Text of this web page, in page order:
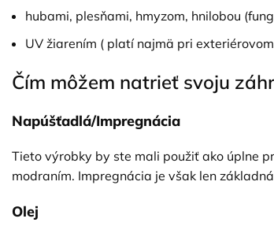
hubami, plesňami, hmyzom, hnilobou
UV žiarením ( platí najmä pri
Čím môžem natrieť svoju
Napúšťadlá/Impregnácia
Tieto výrobky by ste mali použiť ako úplne
modraním. Impregnácia je však len
Olej